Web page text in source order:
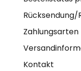
Rücksendung/
Zahlungsarten
Kontakt